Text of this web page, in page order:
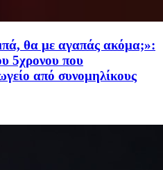
θα με αγαπάς ακόμα;»:
5χρονου που
από συνομηλίκους